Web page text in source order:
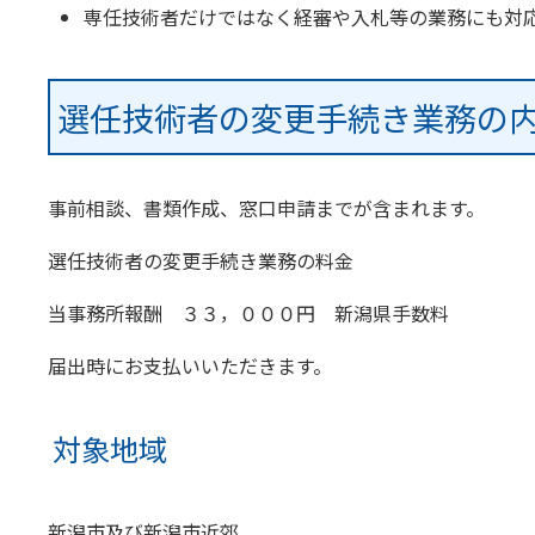
専任技術者だけではなく経審や入札等の業務にも対
選任技術者の変更手続き業務の
事前相談、書類作成、窓口申請までが含まれます。
選任技術者の変更手続き業務の料金
当事務所報酬 ３３，０００円 新潟県手数料
届出時にお支払いいただきます。
対象地域